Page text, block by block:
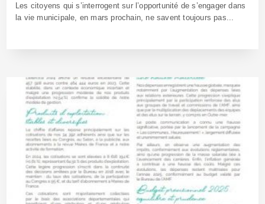
Les citoyens qui s’interrogent sur l’opportunité de s’engager dans
la vie municipale, en mars prochain, ne savent toujours pas...
29 Oct 2025 - Réf: BW42830